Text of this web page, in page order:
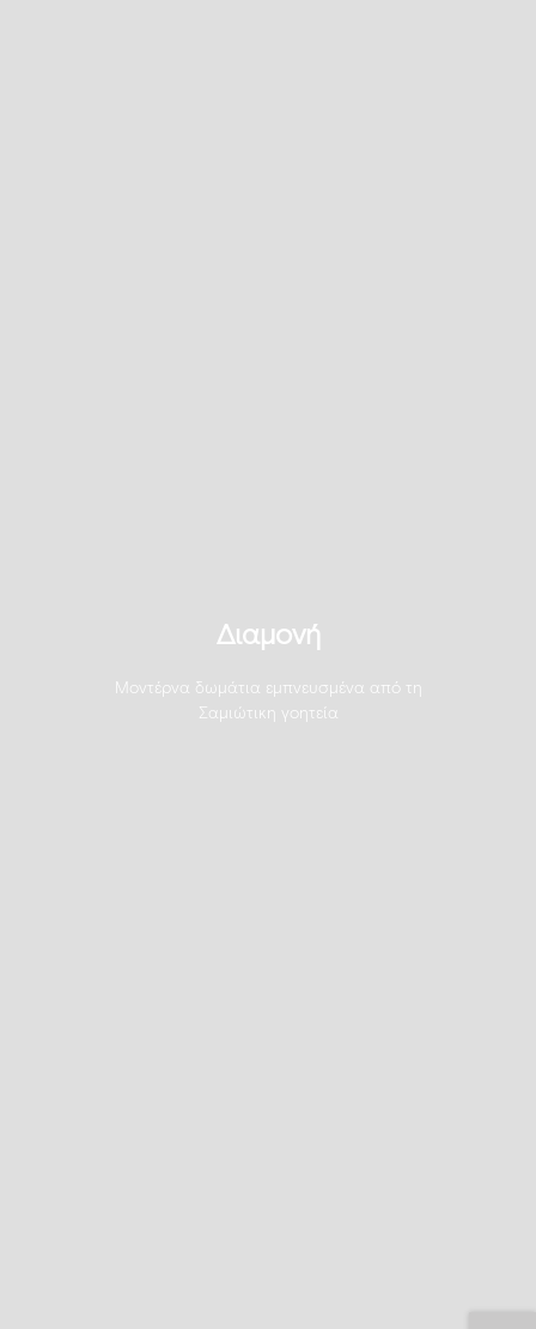
Διαμονή
Μοντέρνα δωμάτια εμπνευσμένα από τη
Σαμιώτικη γοητεία